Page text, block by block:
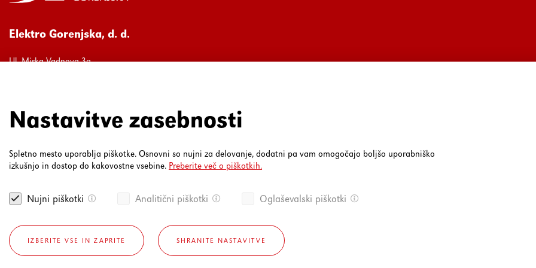
Elektro Gorenjska, d. d.
Ul. Mirka Vadnova 3a
Nastavitve zasebnosti
Spletno mesto uporablja piškotke. Osnovni so nujni za delovanje, dodatni pa vam omogočajo boljšo uporabniško
izkušnjo in dostop do kakovostne vsebine. Preberite več o piškotkih.
Nujni piškotki Analitični piškotki Oglaševalski piškotki
IZBERITE VSE IN ZAPRITE SHRANITE NASTAVITVE